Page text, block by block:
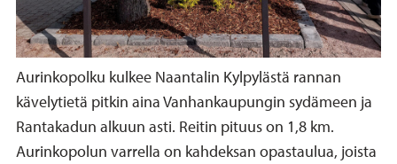
Aurinkopolku kulkee Naantalin Kylpylästä rannan
kävelytietä pitkin aina Vanhankaupungin sydämeen ja
Rantakadun alkuun asti. Reitin pituus on 1,8 km.
Aurinkopolun varrella on kahdeksan opastaulua, joista